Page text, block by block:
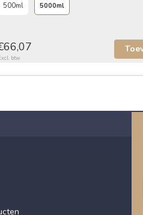
500ml 5000ml
btw